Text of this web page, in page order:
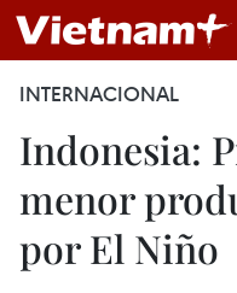
INTERNACIONAL
Indonesia:
menor
por El Niño